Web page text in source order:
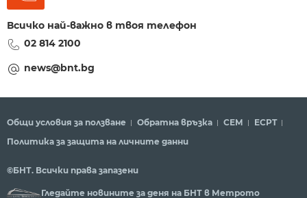
Всичко най-важно в твоя телефон
02 814 2100
news@bnt.bg
Общи условия за ползване Обратна връзка СЕМ
ECPT
Политика за защита на личните данни
©БНТ. Всички права запазени
Гледайте новините за деня на БНТ в Метрото